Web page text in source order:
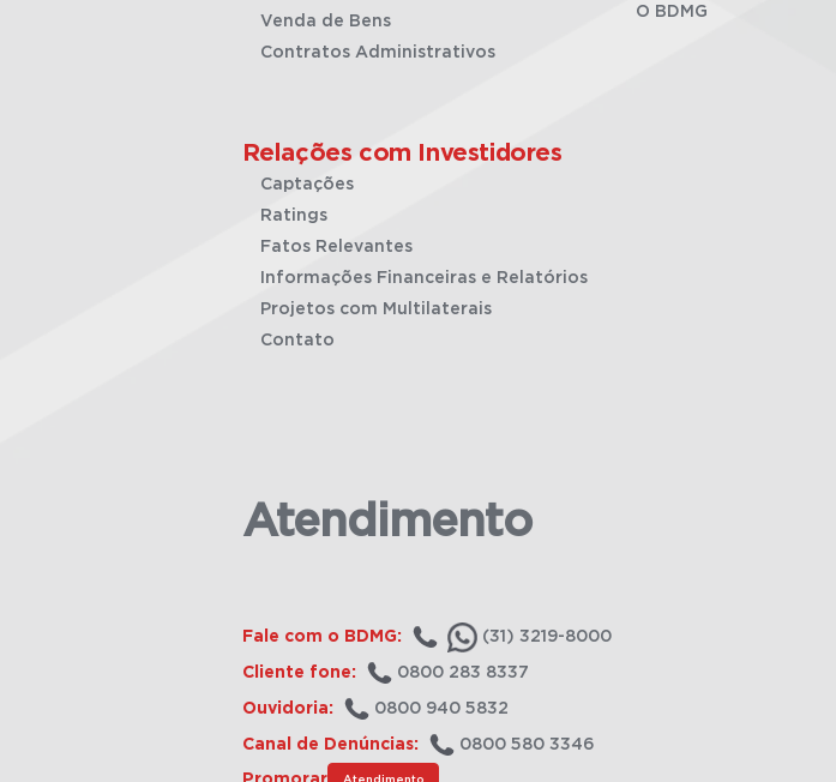
Venda de Bens
Contratos Administrativos
Relações com Investidores
Captações
Ratings
Fatos Relevantes
Informações Financeiras e Relatórios
Projetos com Multilaterais
Contato
O BDMG
Atendimento
Fale com o BDMG: (31) 3219-8000
Cliente fone: 0800 283 8337
Ouvidoria: 0800 940 5832
Canal de Denúncias: 0800 580 3346
Atendimento